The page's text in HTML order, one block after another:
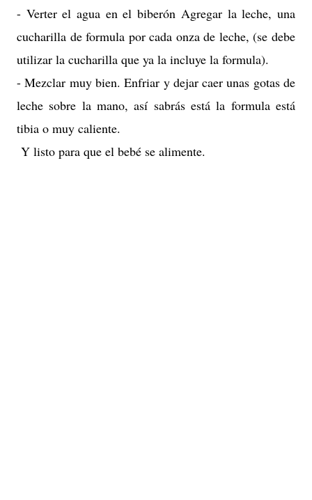
- Verter el agua en el biberón Agregar la leche, una
cucharilla de formula por cada onza de leche, (se debe
utilizar la cucharilla que ya la incluye la formula).
- Mezclar muy bien. Enfriar y dejar caer unas gotas de
leche sobre la mano, así sabrás está la formula está
tibia o muy caliente.
Y listo para que el bebé se alimente.